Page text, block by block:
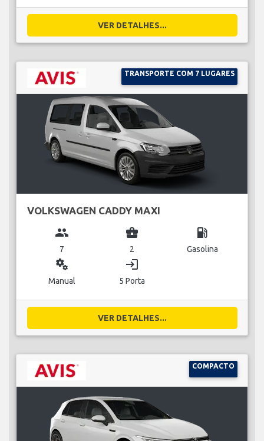
VER DETALHES...
TRANSPORTE COM 7 LUGARES
VOLKSWAGEN CADDY MAXI
group
7
business_center
2
local_gas_station
Gasolina
miscellaneous_services
Manual
login
5 Porta
VER DETALHES...
COMPACTO